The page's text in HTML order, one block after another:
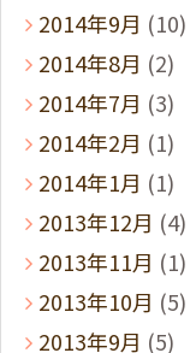
2014年9月 (10)
2014年8月 (2)
2014年7月 (3)
2014年2月 (1)
2014年1月 (1)
2013年12月 (4)
2013年11月 (1)
2013年10月 (5)
2013年9月 (5)